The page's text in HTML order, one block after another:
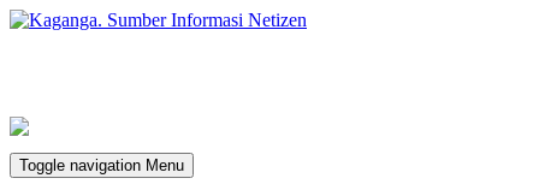
Toggle navigation Menu